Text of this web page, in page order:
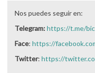
Nos puedes seguir en:
Telegram:https://t.me/
Face: https://
Twitter: https://